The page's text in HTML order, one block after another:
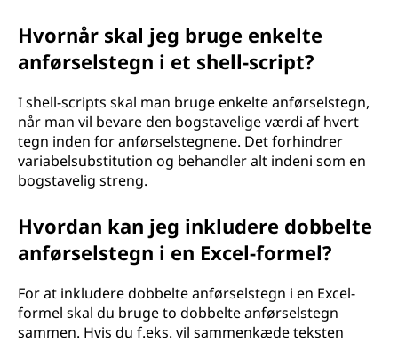
Hvornår skal jeg bruge enkelte
anførselstegn i et shell-script?
I shell-scripts skal man bruge enkelte anførselstegn,
når man vil bevare den bogstavelige værdi af hvert
tegn inden for anførselstegnene. Det forhindrer
variabelsubstitution og behandler alt indeni som en
bogstavelig streng.
Hvordan kan jeg inkludere dobbelte
anførselstegn i en Excel-formel?
For at inkludere dobbelte anførselstegn i en Excel-
formel skal du bruge to dobbelte anførselstegn
sammen. Hvis du f.eks. vil sammenkæde teksten